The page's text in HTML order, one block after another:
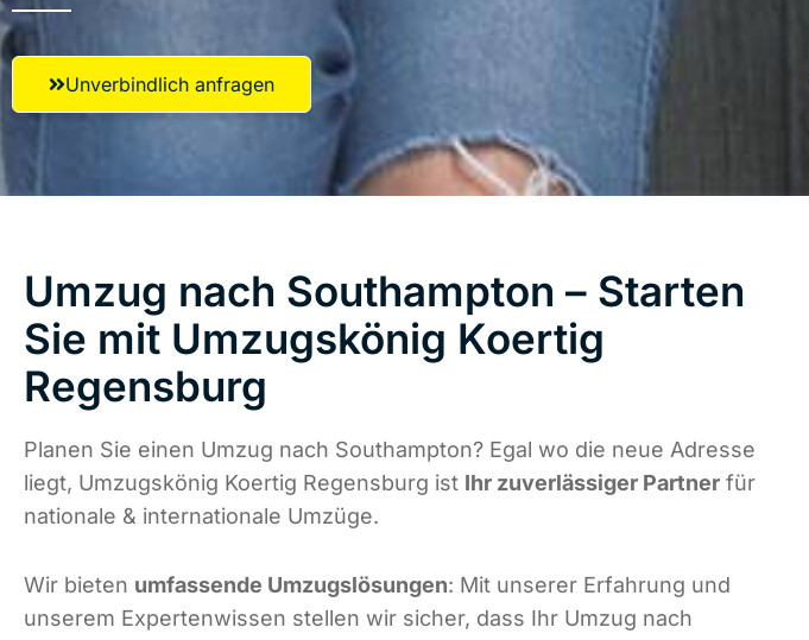
Unverbindlich anfragen
Umzug nach Southampton – Starten
Sie mit Umzugskönig Koertig
Regensburg
Planen Sie einen Umzug nach Southampton? Egal wo die neue Adresse
liegt, Umzugskönig Koertig Regensburg ist Ihr zuverlässiger Partner für
nationale & internationale Umzüge.
Wir bieten umfassende Umzugslösungen: Mit unserer Erfahrung und
unserem Expertenwissen stellen wir sicher, dass Ihr Umzug nach